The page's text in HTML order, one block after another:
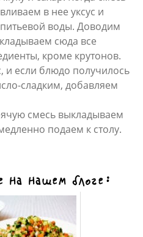
в нее уксус и
воды. Доводим
сюда все
кроме крутонов.
и если блюдо получилось
сладким, добавляем
смесь выкладываем
подаем к столу.
нашем блоге: